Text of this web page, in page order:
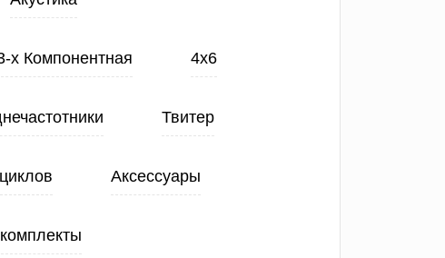
х Компонентная 4х6
Твитер
Аксессуары